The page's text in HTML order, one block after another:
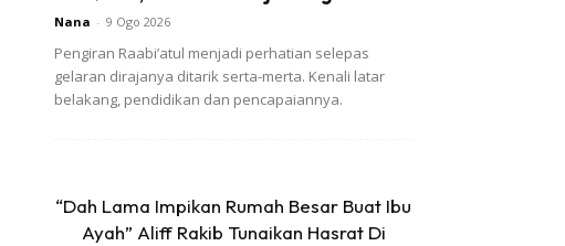
Nana - 9 Ogo 2026
Pengiran Raabi’atul menjadi perhatian selepas
gelaran dirajanya ditarik serta-merta. Kenali latar
belakang, pendidikan dan pencapaiannya.
“Dah Lama Impikan Rumah Besar Buat Ibu
Ayah” Aliff Rakib Tunaikan Hasrat Di